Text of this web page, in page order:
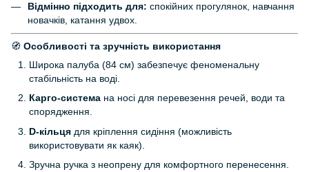
Відмінно підходить для: спокійних прогулянок, навчання
новачків, катання удвох.
🧭 Особливості та зручність використання
Широка палуба (84 см) забезпечує феноменальну
стабільність на воді.
Карго-система на носі для перевезення речей, води та
спорядження.
D-кільця для кріплення сидіння (можливість
використовувати як каяк).
Зручна ручка з неопрену для комфортного перенесення.